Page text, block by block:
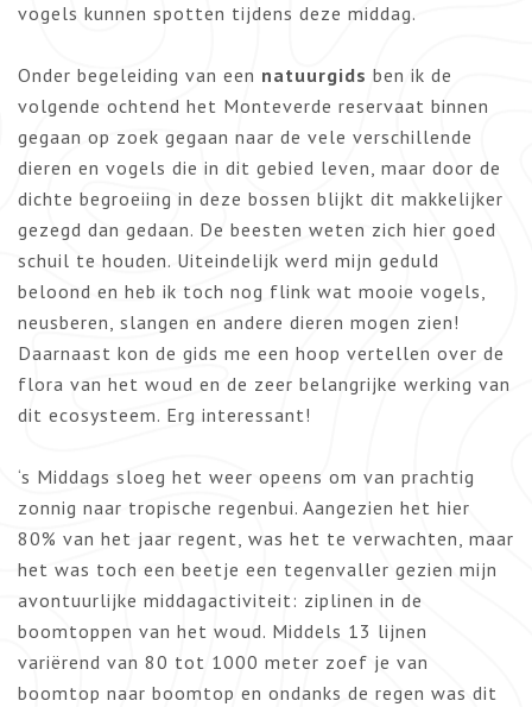
vogels kunnen spotten tijdens deze middag.
Onder begeleiding van een natuurgids ben ik de
volgende ochtend het Monteverde reservaat binnen
gegaan op zoek gegaan naar de vele verschillende
dieren en vogels die in dit gebied leven, maar door de
dichte begroeiing in deze bossen blijkt dit makkelijker
gezegd dan gedaan. De beesten weten zich hier goed
schuil te houden. Uiteindelijk werd mijn geduld
beloond en heb ik toch nog flink wat mooie vogels,
neusberen, slangen en andere dieren mogen zien!
Daarnaast kon de gids me een hoop vertellen over de
flora van het woud en de zeer belangrijke werking van
dit ecosysteem. Erg interessant!
‘s Middags sloeg het weer opeens om van prachtig
zonnig naar tropische regenbui. Aangezien het hier
80% van het jaar regent, was het te verwachten, maar
het was toch een beetje een tegenvaller gezien mijn
avontuurlijke middagactiviteit: ziplinen in de
boomtoppen van het woud. Middels 13 lijnen
variërend van 80 tot 1000 meter zoef je van
boomtop naar boomtop en ondanks de regen was dit